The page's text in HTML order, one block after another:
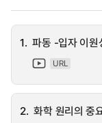
1. 파동 -입자 이원
URL
2. 화학 원리의 중